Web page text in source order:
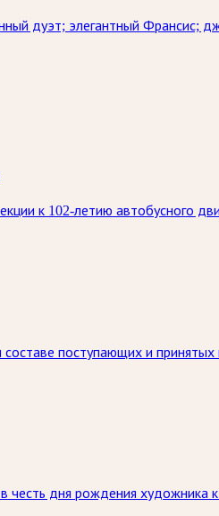
дуэт; элегантный Франсис;
к 102-летию автобусного
поступающих и
дня рождения художника